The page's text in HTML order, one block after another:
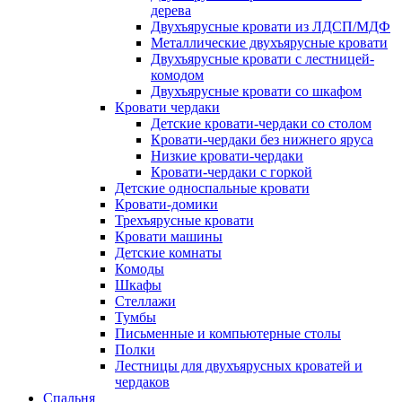
дерева
Двухъярусные кровати из ЛДСП/МДФ
Металлические двухъярусные кровати
Двухъярусные кровати с лестницей-
комодом
Двухъярусные кровати со шкафом
Кровати чердаки
Детские кровати-чердаки со столом
Кровати-чердаки без нижнего яруса
Низкие кровати-чердаки
Кровати-чердаки с горкой
Детские односпальные кровати
Кровати-домики
Трехъярусные кровати
Кровати машины
Детские комнаты
Комоды
Шкафы
Стеллажи
Тумбы
Письменные и компьютерные столы
Полки
Лестницы для двухъярусных кроватей и
чердаков
Спальня